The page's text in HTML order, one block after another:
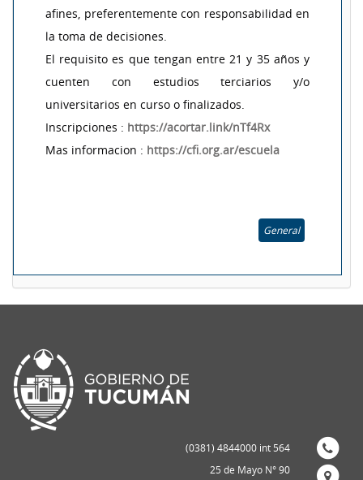
afines, preferentemente con responsabilidad en
la toma de decisiones.
El requisito es que tengan entre 21 y 35 años y
cuenten con estudios terciarios y/o
universitarios en curso o finalizados.
Inscripciones : https://acortar.link/nTf4Rx
Mas informacion : https://cfi.org.ar/escuela
General
(0381) 4844000 int 564
25 de Mayo N° 90